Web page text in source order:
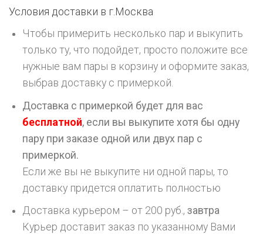
Условия доставки в г. Москва
Чтобы примерить несколько пар и выкупить
только ту, что подойдет, просто положите все
нужные вам пары в корзину и оформите заказ,
выбрав доставку с примеркой.
Доставка с примеркой будет для вас
бесплатной, если вы выкупите хотя бы одну
пару при заказе одной или двух пар с
примеркой.
Если же вы не выкупите ни одной пары, то
доставку придется оплатить полностью
Доставка курьером – от 200 руб.,завтра
Курьер доставит заказ по указанному Вами